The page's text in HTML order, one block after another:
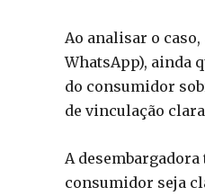
Ao analisar o
WhatsApp), ainda
do consumidor
de vinculação
A
consumidor seja